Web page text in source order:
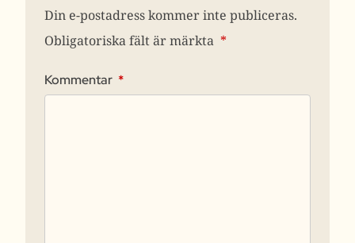
Din e-postadress kommer inte publiceras.
Obligatoriska fält är märkta *
Kommentar *